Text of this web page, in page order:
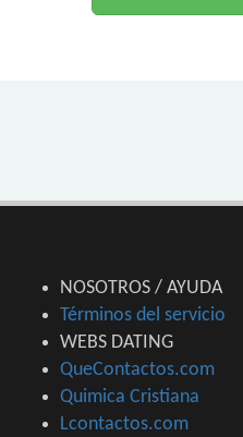
NOSOTROS / AYUDA
Términos del servicio
WEBS DATING
QueContactos.com
Quimica Cristiana
Lcontactos.com